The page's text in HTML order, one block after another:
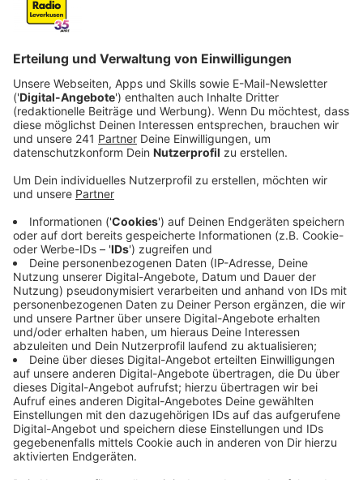
Zentrum.
Anzeige
Mehr Beratungsgespräche als im Vorjahr
Anzeige
Für zwei Altersgruppen gibt es außerdem spezielle
Beratungsangebote, nämlich für 15-25-Jährige und für
Menschen ab 60. Bei beiden Gruppen ist die Anzahl der
Beratungsgespräche 2024 im Vergleich zum Vorjahr
um rund 15 Prozent angestiegen. Bei der Gruppe der
Älteren geht das SPZ davon aus, dass es durch den
demografischen Wandel in den kommenden Jahren
noch mehr Hilfesuchende werden. Frauen über 60
lassen sich deutlich häufiger zum Thema psychischer
Erkrankungen beraten als Männer, die am weitesten
verbreitete Krankheit in dieser Altersgruppe ist eine
Depression.